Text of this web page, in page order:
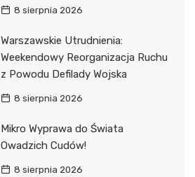
8 sierpnia 2026
Warszawskie Utrudnienia:
Weekendowy Reorganizacja Ruchu
z Powodu Defilady Wojska
8 sierpnia 2026
Mikro Wyprawa do Świata
Owadzich Cudów!
8 sierpnia 2026